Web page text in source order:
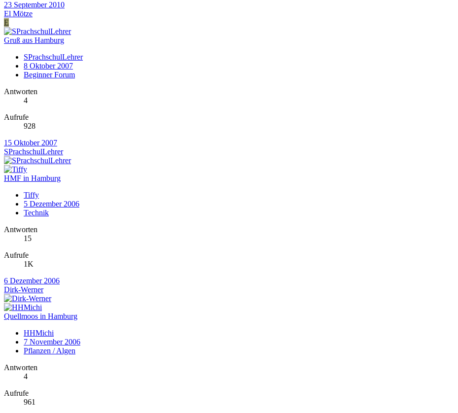
23 September 2010
El Mötze
E
Gruß aus Hamburg
SPrachschulLehrer
8 Oktober 2007
Beginner Forum
Antworten
4
Aufrufe
928
15 Oktober 2007
SPrachschulLehrer
HMF in Hamburg
Tiffy
5 Dezember 2006
Technik
Antworten
15
Aufrufe
1K
6 Dezember 2006
Dirk-Werner
Quellmoos in Hamburg
HHMichi
7 November 2006
Pflanzen / Algen
Antworten
4
Aufrufe
961